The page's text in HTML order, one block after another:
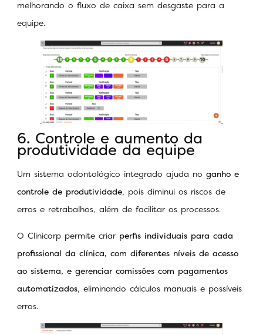
melhorando o fluxo de caixa sem desgaste para a
equipe.
6. Controle e aumento da
produtividade da equipe
Um sistema odontológico integrado ajuda no ganho e
controle de produtividade, pois diminui os riscos de
erros e retrabalhos, além de facilitar os processos.
O Clinicorp permite criar perfis individuais para cada
profissional da clínica, com diferentes níveis de acesso
ao sistema, e gerenciar comissões com pagamentos
automatizados, eliminando cálculos manuais e possíveis
erros.